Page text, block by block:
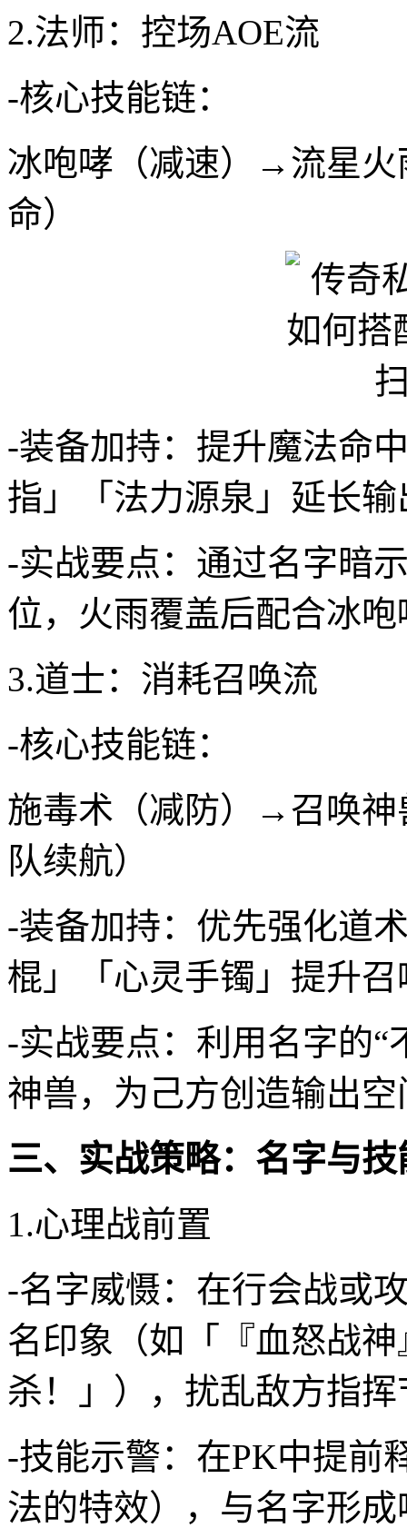
2.法师：控场AOE流
-核心技能链：
冰咆哮（减速）→流星
命）
-装备加持：提升魔法命
指」「法力源泉」延长
-实战要点：通过名字暗
位，火雨覆盖后配合冰
3.道士：消耗召唤流
-核心技能链：
施毒术（减防）→召唤
队续航）
-装备加持：优先强化道
棍」「心灵手镯」提升
-实战要点：利用名字的“
神兽，为己方创造输出空
三、实战策略：名字与
1.心理战前置
-名字威慑：在行会战或
名印象（如「『血怒战
杀！」），扰乱敌方指挥
-技能示警：在PK中提前
法的特效），与名字形